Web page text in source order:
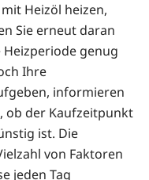
Heizöl heizen,
Sie erneut daran
genug
Ihre
informieren
, ob der Kaufzeitpunkt
ist. Die
von Faktoren
jeden Tag